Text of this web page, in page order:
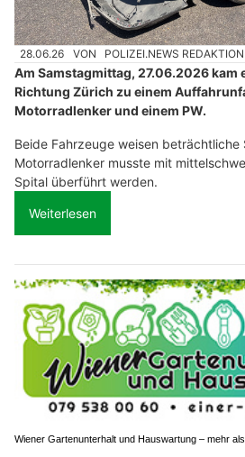
28.06.26 VON POLIZEI.NEWS REDAKTION
Am Samstagmittag, 27.06.2026 kam
Richtung Zürich zu einem
Motorradlenker und einem PW.
Beide Fahrzeuge weisen beträchtliche
Motorradlenker musste mit
Spital überführt werden.
Weiterlesen
Wiener Gartenunterhalt und Hauswartung – mehr